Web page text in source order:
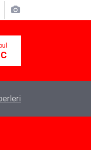
Nereli ve Kaç